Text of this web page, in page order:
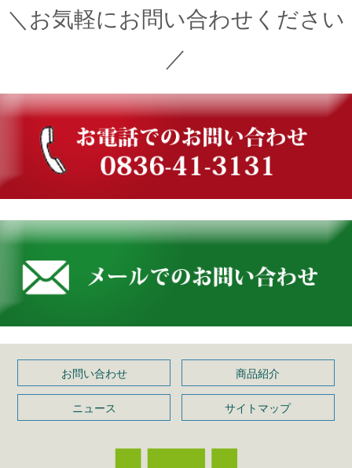
＼お気軽にお問い合わせください
／
お問い合わせ 商品紹介
ニュース サイトマップ